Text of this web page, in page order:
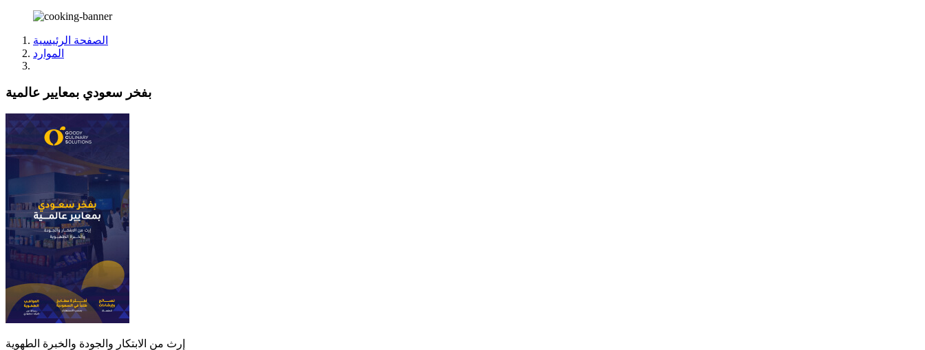
الصفحة الرئيسية
الموارد
بفخر سعودي بمعايير عالمية
إرث من الابتكار والجودة والخبرة الطهوية